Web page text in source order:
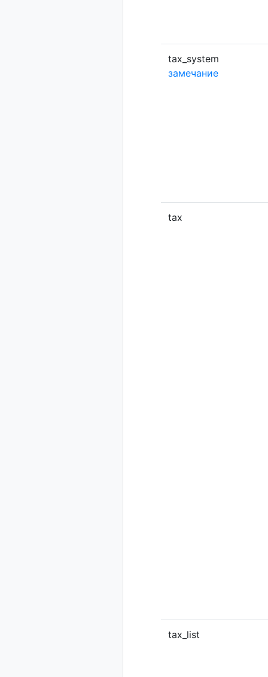
tax_system
замечание
tax
tax_list